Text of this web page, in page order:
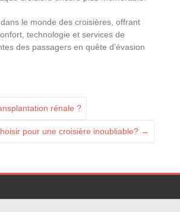
le monde des croisières, offrant
technologie et services de
des passagers en quête d’évasion
rénale ?
pour une croisière inoubliable? →